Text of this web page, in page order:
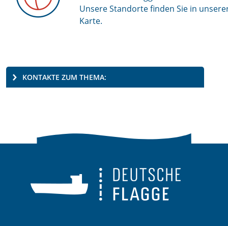
Unsere Standorte finden Sie in
Karte.
KONTAKTE ZUM THEMA: